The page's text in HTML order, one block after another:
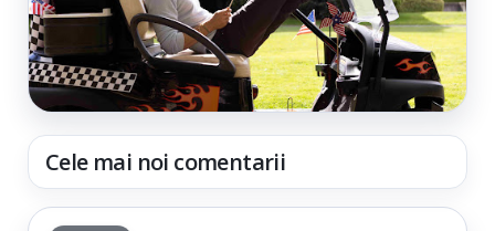
Cele mai noi comentarii